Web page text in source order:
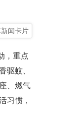
闻卡片
，重点
驱蚊、
、燃气
习惯，